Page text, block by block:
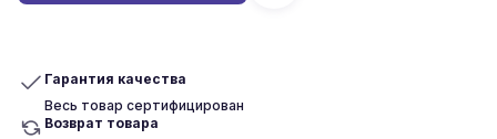
Гарантия качества
Весь товар сертифицирован
Возврат товара